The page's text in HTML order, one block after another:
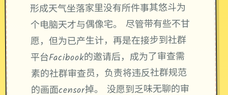
形成天气坐落家里没有所件事其悠斗为
个电脑天才与偶像宅。 尽管带有些不甘
愿，但为已产生计，再是在接步到社群
平台Facibook的邀请后，成为了审查需
素的社群审查员，负责将违反社群规范
的画面censor掉。 没愿到乏味无聊的审